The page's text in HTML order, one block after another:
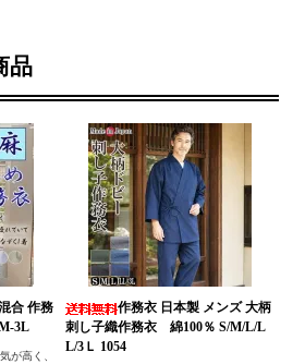
品
合 作務
3L
が高く、
作務衣 日本製 メンズ 大柄
刺し子織作務衣 綿100％ S/M/L/L
L/3Ｌ 1054